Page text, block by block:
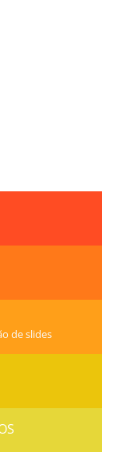
de slides